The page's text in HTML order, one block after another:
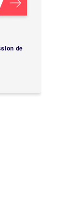
de